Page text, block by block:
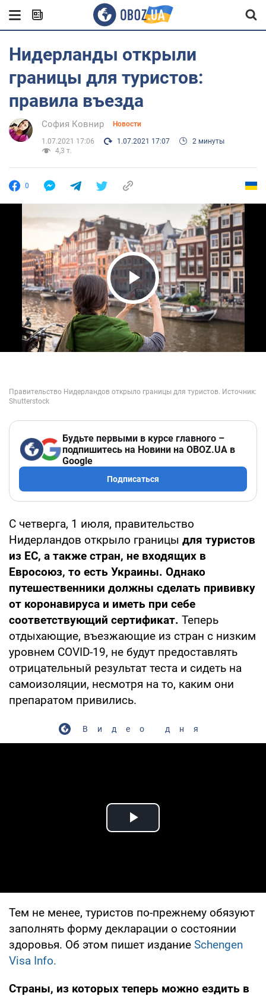
Нидерланды открыли
границы для туристов:
правила въезда
София Ковнир Новости
1.07.2021 17:06 1.07.2021 17:07
2 минуты
4,3 т.
0
Play Video
Будьте первыми в курсе главного –
подпишитесь на Новини на OBOZ.UA в
Google
Подписаться
С четверга, 1 июля, правительство
Нидерландов открыло границы для туристов
из ЕС, а также стран, не входящих в
Евросоюз, то есть Украины. Однако
путешественники должны сделать прививку
от коронавируса и иметь при себе
соответствующий сертификат. Теперь
отдыхающие, въезжающие из стран с низким
уровнем COVID-19, не будут предоставлять
отрицательный результат теста и сидеть на
самоизоляции, несмотря на то, каким они
препаратом привились.
Видео дня
Play Video
Тем не менее, туристов по-прежнему обязуют
заполнять форму декларации о состоянии
здоровья. Об этом пишет издание Schengen
Visa Info.
Страны, из которых теперь можно ездить в